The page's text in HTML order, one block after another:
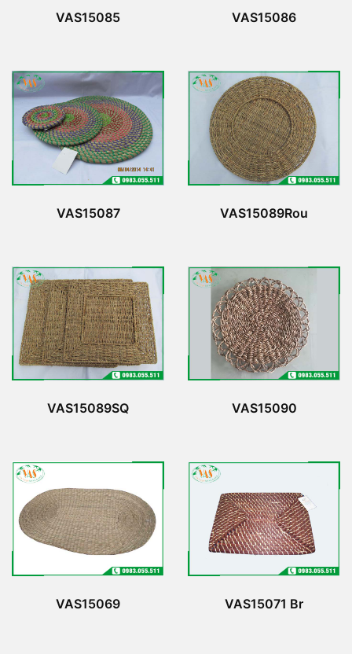
VAS15085 VAS15086
VAS15087 VAS15089Rou
VAS15089SQ VAS15090
VAS15069 VAS15071 Br